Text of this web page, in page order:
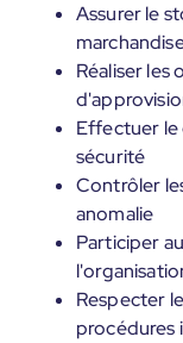
Assurer le
Réaliser
Effectuer
sécurité
Contrôler
anomalie
Participer
Respecter
procédures